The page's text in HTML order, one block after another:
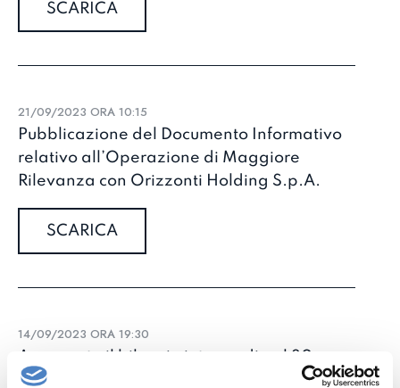
SCARICA
21/09/2023 ORA 10:15
Pubblicazione del Documento Informativo
relativo all’Operazione di Maggiore
Rilevanza con Orizzonti Holding S.p.A.
SCARICA
14/09/2023 ORA 19:30
giugno 2023